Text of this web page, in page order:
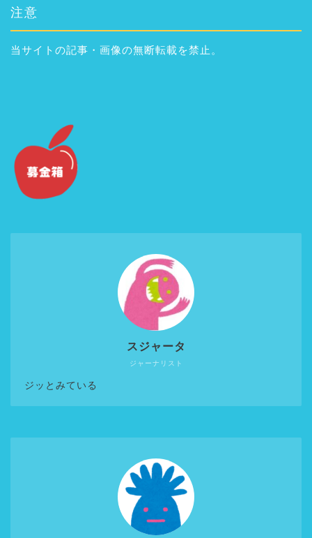
注意
当サイトの記事・画像の無断転載を禁止。
ジャーナリスト
スジャータ
ジッとみている